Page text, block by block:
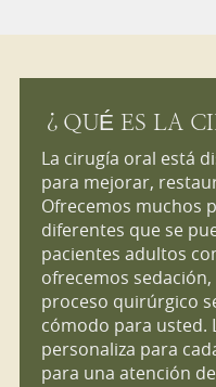
¿QUÉ ES LA
La cirugía oral está
para mejorar,
Ofrecemos muchos
diferentes que se
pacientes adultos
ofrecemos
proceso quirúrgico
cómodo para usted.
personaliza para
para una atención